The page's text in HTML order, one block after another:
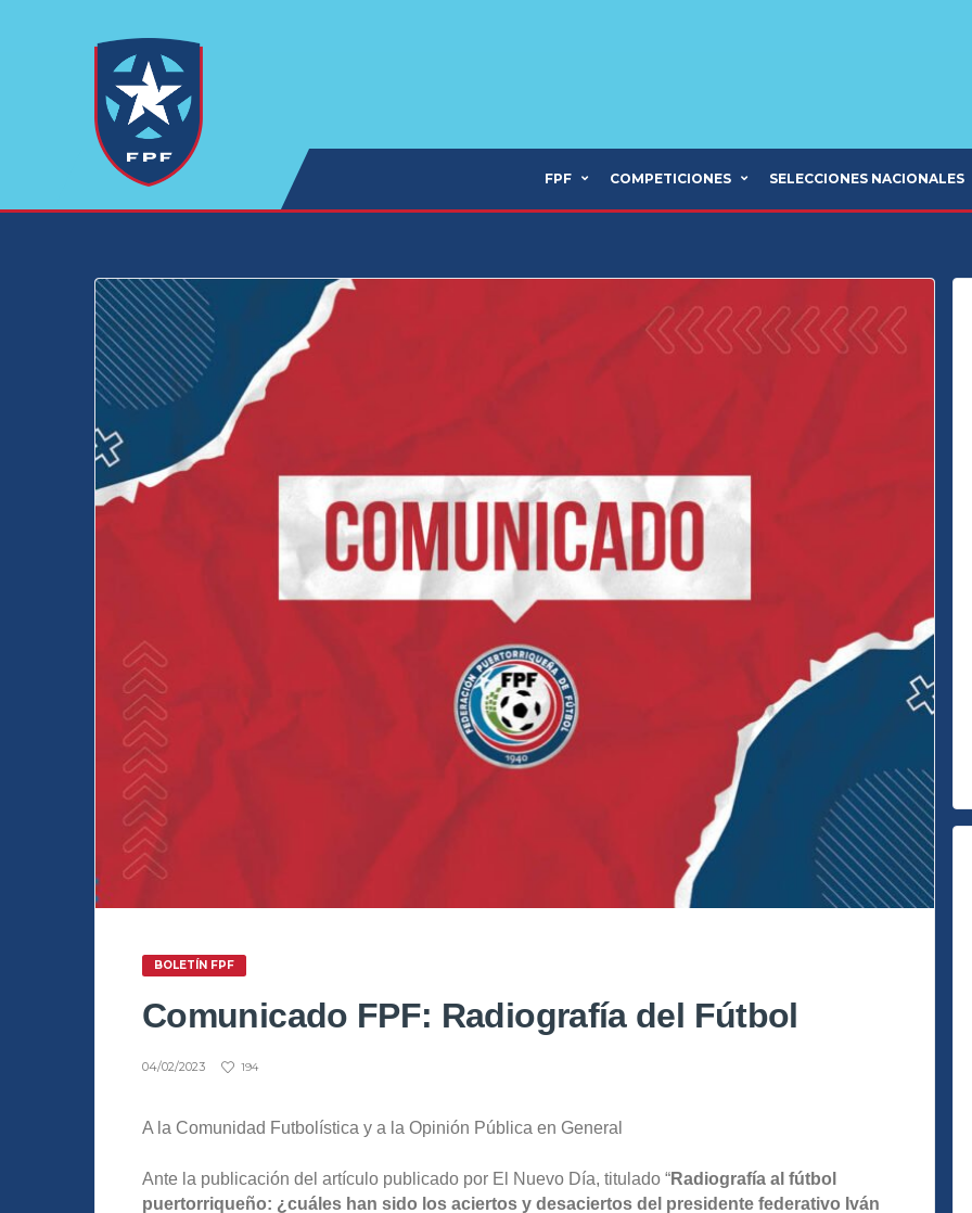
FPF COMPETICIONES SELECCIONES NACIONALES
BOLETÍN FPF
Comunicado FPF: Radiografía del Fútbol
04/02/2023 194
A la Comunidad Futbolística y a la Opinión Pública en General
Ante la publicación del artículo publicado por El Nuevo Día, titulado “Radiografía al fútbol
puertorriqueño: ¿cuáles han sido los aciertos y desaciertos del presidente federativo Iván